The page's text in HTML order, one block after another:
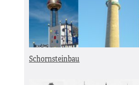
Schornsteinbau